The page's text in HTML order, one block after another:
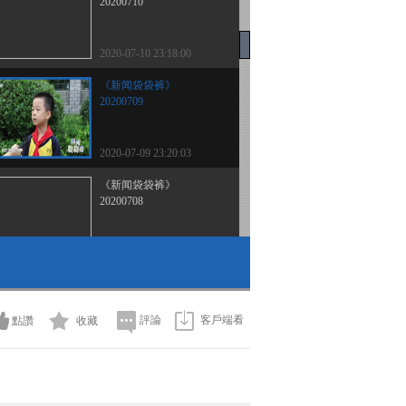
2020-07-10 23:18:00
《新闻袋袋裤》
20200709
2020-07-09 23:20:03
《新闻袋袋裤》
20200708
2020-07-08 01:56:09
20200706
點讚 收藏 評論 客戶端看